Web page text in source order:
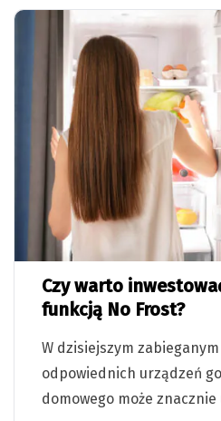
Czy warto
funkcją No Frost?
W dzisiejszym
odpowiednich urządzeń
domowego może znacznie